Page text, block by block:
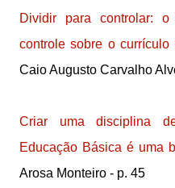
Dividir para controlar:
controle sobre o
Caio Augusto Carvalho
Criar uma disciplina
Educação Básica é uma
Arosa Monteiro - p. 45